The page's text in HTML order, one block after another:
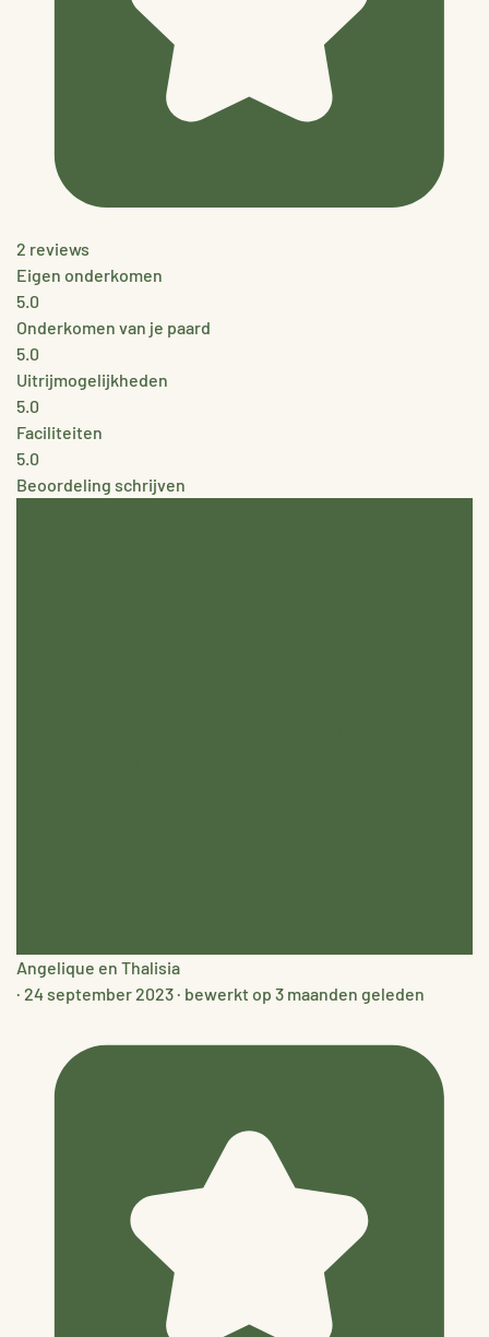
2 reviews
Eigen onderkomen
5.0
Onderkomen van je paard
5.0
Uitrijmogelijkheden
5.0
Faciliteiten
5.0
Beoordeling schrijven
Angelique en Thalisia
· 24 september 2023 · bewerkt op 3 maanden geleden